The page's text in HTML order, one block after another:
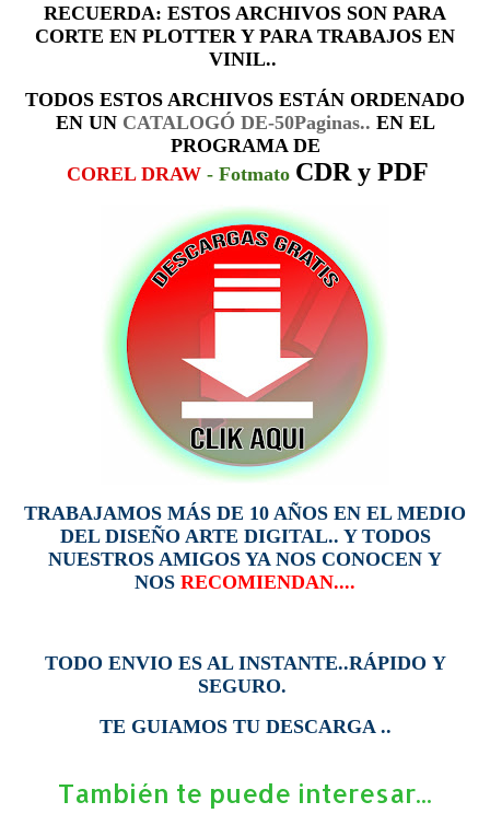
RECUERDA: ESTOS ARCHIVOS SON PARA
CORTE EN PLOTTER Y PARA TRABAJOS EN
VINIL..
TODOS ESTOS ARCHIVOS ESTÁN ORDENADO
EN UN CATALOGÓ DE-50Paginas.. EN EL
PROGRAMA DE
COREL DRAW - Fotmato CDR y PDF
TRABAJAMOS MÁS DE 10 AÑOS EN EL MEDIO
DEL DISEÑO ARTE DIGITAL.. Y TODOS
NUESTROS AMIGOS YA NOS CONOCEN Y
NOS RECOMIENDAN....
TODO ENVIO ES AL INSTANTE..RÁPIDO Y
SEGURO.
TE GUIAMOS TU DESCARGA ..
También te puede interesar...